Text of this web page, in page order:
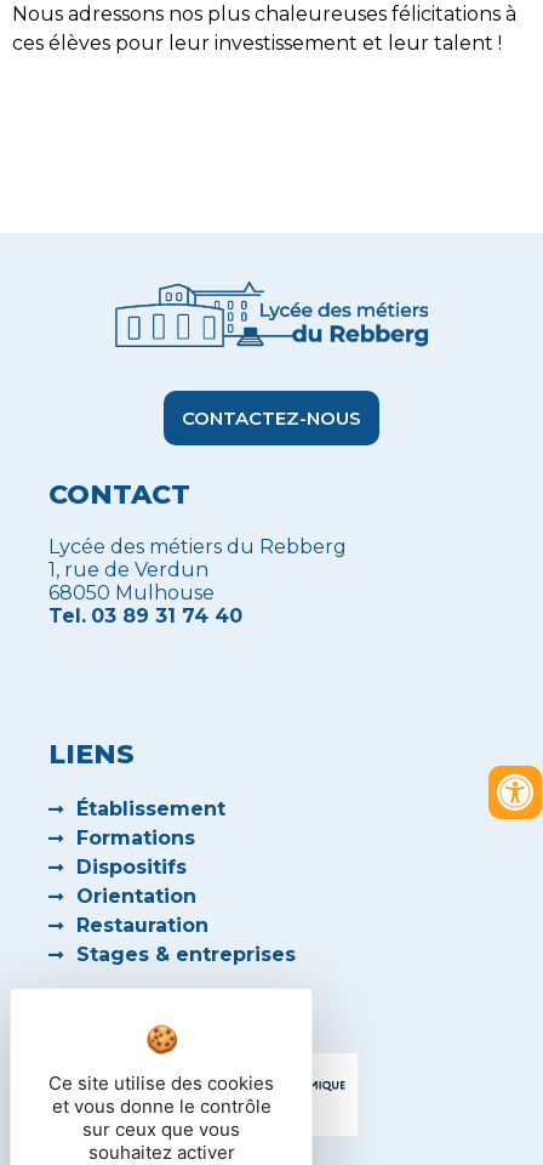
Nous adressons nos plus chaleureuses félicitations à
ces élèves pour leur investissement et leur talent !
CONTACTEZ-NOUS
CONTACT
Lycée des métiers du Rebberg
1, rue de Verdun
68050 Mulhouse
Tel. 03 89 31 74 40
LIENS
Établissement
Formations
Dispositifs
Orientation
Restauration
Stages & entreprises
Ce site utilise des cookies
et vous donne le contrôle
sur ceux que vous
souhaitez activer